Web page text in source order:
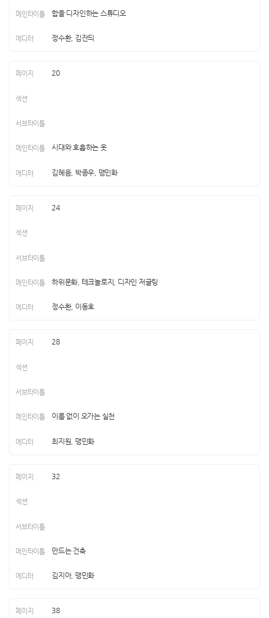
합을 디자인하는 스튜디오
정수환, 김잔듸
20
시대와 호흡하는 옷
김헤음, 박종우, 맹민화
24
하위문화, 테크놀로지, 디자인 저글링
정수환, 이동호
28
이름 없이 오가는 실천
최지원, 맹민화
32
만드는 건축
김지아, 맹민화
38